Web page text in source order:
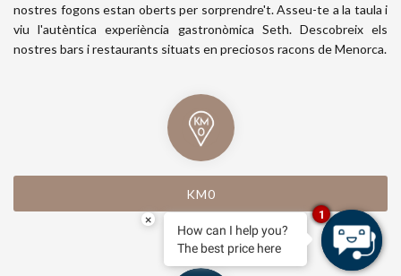
nostres fogons estan oberts per sorprendre't. Asseu-te a la taula i
viu l'autèntica experiència gastronòmica Seth. Descobreix els
nostres bars i restaurants situats en preciosos racons de Menorca.
KM0
×
How can I help you?
The best price here
1